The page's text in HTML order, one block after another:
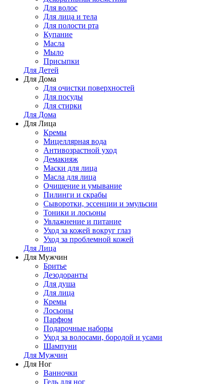
Для волос
Для лица и тела
Для полости рта
Купание
Масла
Мыло
Присыпки
Для Детей
Для Дома
Для очистки поверхностей
Для посуды
Для стирки
Для Дома
Для Лица
Кремы
Мицеллярная вода
Антивозрастной уход
Демакияж
Маски для лица
Масла для лица
Очищение и умывание
Пилинги и скрабы
Сыворотки, эссенции и эмульсии
Тоники и лосьоны
Увлажнение и питание
Уход за кожей вокруг глаз
Уход за проблемной кожей
Для Лица
Для Мужчин
Бритье
Дезодоранты
Для душа
Для лица
Кремы
Лосьоны
Парфюм
Подарочные наборы
Уход за волосами, бородой и усами
Шампуни
Для Мужчин
Для Ног
Ванночки
Гель для ног